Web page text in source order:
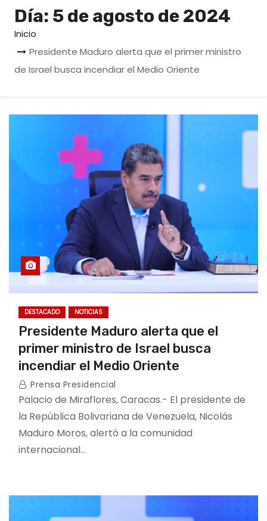
Día: 5 de agosto de 2024
Inicio
Presidente Maduro alerta que el primer ministro
de Israel busca incendiar el Medio Oriente
DESTACADO NOTICIAS
Presidente Maduro alerta que el
primer ministro de Israel busca
incendiar el Medio Oriente
Prensa Presidencial
Palacio de Miraflores, Caracas.- El presidente de
la República Bolivariana de Venezuela, Nicolás
Maduro Moros, alertó a la comunidad
internacional…